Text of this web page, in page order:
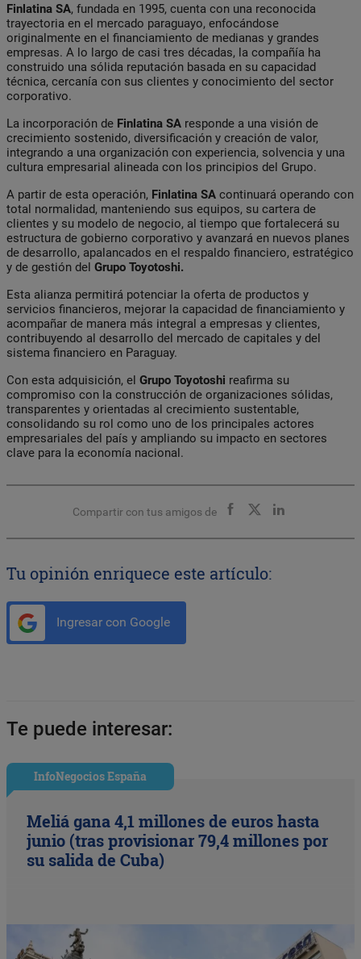
Finlatina SA, fundada en 1995, cuenta con una reconocida
trayectoria en el mercado paraguayo, enfocándose
originalmente en el financiamiento de medianas y grandes
empresas. A lo largo de casi tres décadas, la compañía ha
construido una sólida reputación basada en su capacidad
técnica, cercanía con sus clientes y conocimiento del sector
corporativo.
La incorporación de Finlatina SA responde a una visión de
crecimiento sostenido, diversificación y creación de valor,
integrando a una organización con experiencia, solvencia y una
cultura empresarial alineada con los principios del Grupo.
A partir de esta operación, Finlatina SA continuará operando con
total normalidad, manteniendo sus equipos, su cartera de
clientes y su modelo de negocio, al tiempo que fortalecerá su
estructura de gobierno corporativo y avanzará en nuevos planes
de desarrollo, apalancados en el respaldo financiero, estratégico
y de gestión del Grupo Toyotoshi.
Esta alianza permitirá potenciar la oferta de productos y
servicios financieros, mejorar la capacidad de financiamiento y
acompañar de manera más integral a empresas y clientes,
contribuyendo al desarrollo del mercado de capitales y del
sistema financiero en Paraguay.
Con esta adquisición, el Grupo Toyotoshi reafirma su
compromiso con la construcción de organizaciones sólidas,
transparentes y orientadas al crecimiento sustentable,
consolidando su rol como uno de los principales actores
empresariales del país y ampliando su impacto en sectores
clave para la economía nacional.
Compartir con tus amigos de
Tu opinión enriquece este artículo:
Ingresar con Google
Te puede interesar:
InfoNegocios España
Meliá gana 4,1 millones de euros hasta
junio (tras provisionar 79,4 millones por
su salida de Cuba)